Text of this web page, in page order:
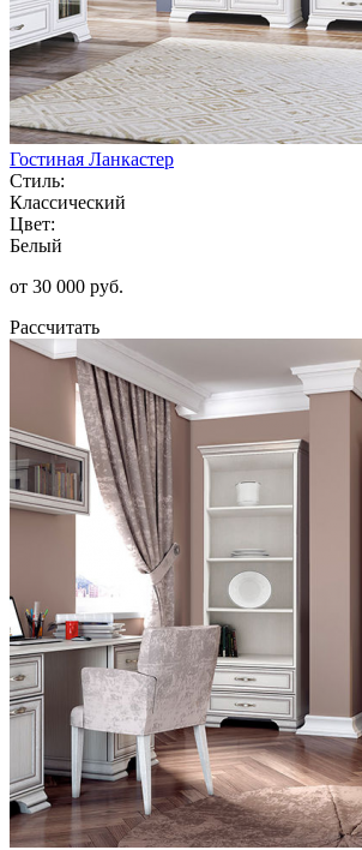
Гостиная Ланкастер
Стиль:
Классический
Цвет:
Белый
от 30 000 руб.
Рассчитать